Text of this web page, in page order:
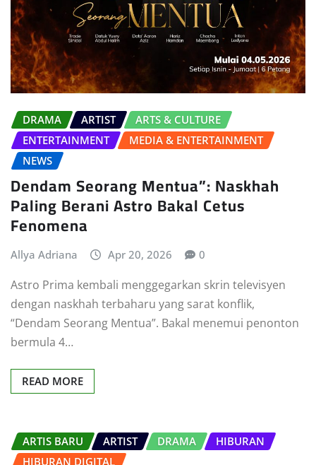
DRAMA ARTIST
ARTS & CULTURE
ENTERTAINMENT
MEDIA & ENTERTAINMENT
NEWS
Dendam Seorang Mentua”: Naskhah
Paling Berani Astro Bakal Cetus
Fenomena
Allya Adriana Apr 20, 2026 0
Astro Prima kembali menggegarkan skrin televisyen
dengan naskhah terbaharu yang sarat konflik,
“Dendam Seorang Mentua”. Bakal menemui penonton
bermula 4…
READ MORE
ARTIS BARU ARTIST DRAMA
HIBURAN
HIBURAN DIGITAL